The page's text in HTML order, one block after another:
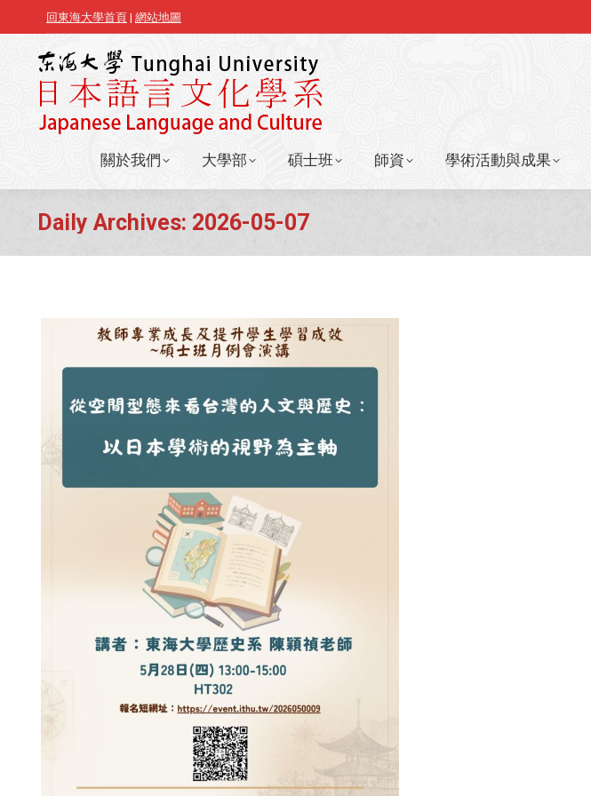
回東海大學首頁 | 網站地圖
關於我們 大學部 碩士班 師資 學術活動與成果
Daily Archives: 2026-05-07
關於我們 大學部 碩士班 師資 學術活動與成果